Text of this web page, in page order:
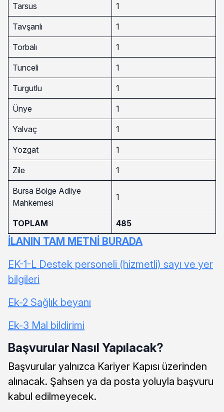
Tarsus 1
Tavşanlı 1
Torbalı 1
Tunceli 1
Turgutlu 1
Ünye 1
Yalvaç 1
Yozgat 1
Zile 1
Bursa Bölge Adliye
Mahkemesi
1
TOPLAM 485
İLANIN TAM METNİ BURADA
EK-1-L Destek personeli (hizmetli) sayı ve yer
bilgileri
Ek-2 Sağlık beyanı
Ek-3 Mal bildirimi
Başvurular Nasıl Yapılacak?
Başvurular yalnızca Kariyer Kapısı üzerinden
alınacak. Şahsen ya da posta yoluyla başvuru
kabul edilmeyecek.